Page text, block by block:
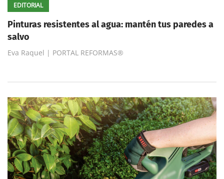
EDITORIAL
Pinturas resistentes al agua: mantén tus paredes a
salvo
Eva Raquel | PORTAL REFORMAS®